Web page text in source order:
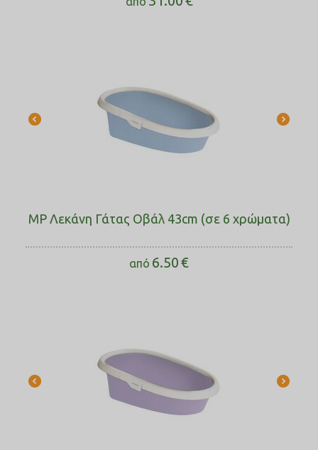
MP Λεκάνη Γάτας Οβάλ 43cm (σε 6 χρώματα)
από 6.50€